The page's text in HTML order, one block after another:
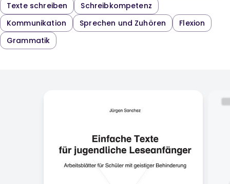
Texte schreiben
Schreibkompetenz
Kommunikation
Sprechen und Zuhören
Flexion
Grammatik